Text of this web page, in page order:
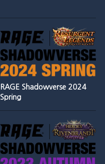
RAGE Shadowverse 2024
Spring